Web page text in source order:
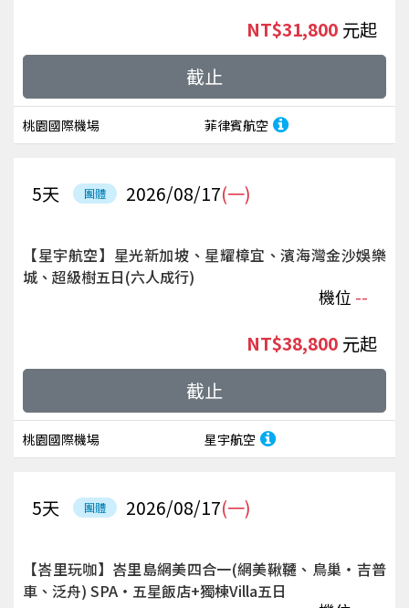
桃園國際機場 菲律賓航空
NT$31,800 起
截止
團體 2026/08/17(一)
5天
【星宇航空】星光新加坡、星耀樟宜、濱海灣金沙娛樂
城、超級樹五日(六人成行)
機位 --
桃園國際機場 星宇航空
NT$38,800 起
截止
團體 2026/08/17(一)
5天
【峇里玩咖】峇里島網美四合一(網美鞦韆、鳥巢‧吉普
車、泛舟) SPA‧五星飯店+獨棟Villa五日